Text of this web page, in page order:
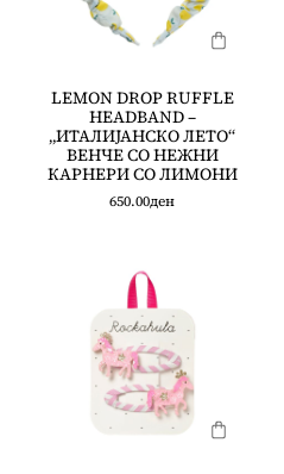
LEMON DROP RUFFLE
HEADBAND –
„ИТАЛИЈАНСКО ЛЕТО“
ВЕНЧЕ СО НЕЖНИ
КАРНЕРИ СО ЛИМОНИ
650.00ден